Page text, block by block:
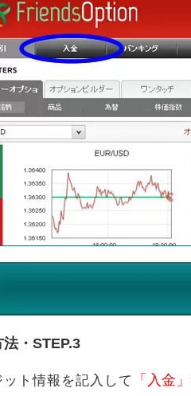
法・STEP.3
ット情報を記入して 「入金」